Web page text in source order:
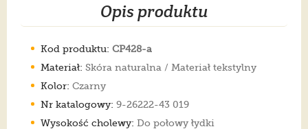
Opis produktu
Kod produktu: CP428-a
Materiał: Skóra naturalna / Materiał tekstylny
Kolor: Czarny
Nr katalogowy: 9-26222-43 019
Wysokość cholewy: Do połowy łydki